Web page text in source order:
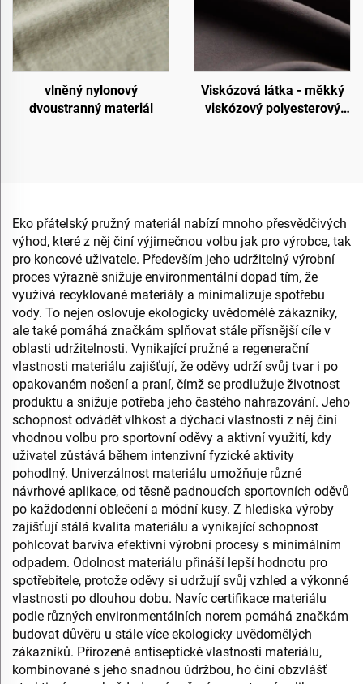
vlněný nylonový
dvoustranný materiál
Viskózová látka - měkký
viskózový polyesterový
Eko přátelský pružný materiál nabízí mnoho přesvědčivých
výhod, které z něj činí výjimečnou volbu jak pro výrobce, tak
pro koncové uživatele. Především jeho udržitelný výrobní
proces výrazně snižuje environmentální dopad tím, že
využívá recyklované materiály a minimalizuje spotřebu
vody. To nejen oslovuje ekologicky uvědomělé zákazníky,
ale také pomáhá značkám splňovat stále přísnější cíle v
oblasti udržitelnosti. Vynikající pružné a regenerační
vlastnosti materiálu zajišťují, že oděvy udrží svůj tvar i po
opakovaném nošení a praní, čímž se prodlužuje životnost
produktu a snižuje potřeba jeho častého nahrazování. Jeho
schopnost odvádět vlhkost a dýchací vlastnosti z něj činí
vhodnou volbu pro sportovní oděvy a aktivní využití, kdy
uživatel zůstává během intenzivní fyzické aktivity
pohodlný. Univerzálnost materiálu umožňuje různé
návrhové aplikace, od těsně padnoucích sportovních oděvů
po každodenní oblečení a módní kusy. Z hlediska výroby
zajišťují stálá kvalita materiálu a vynikající schopnost
pohlcovat barviva efektivní výrobní procesy s minimálním
odpadem. Odolnost materiálu přináší lepší hodnotu pro
spotřebitele, protože oděvy si udržují svůj vzhled a výkonné
vlastnosti po dlouhou dobu. Navíc certifikace materiálu
podle různých environmentálních norem pomáhá značkám
budovat důvěru u stále více ekologicky uvědomělých
zákazníků. Přirozené antiseptické vlastnosti materiálu,
kombinované s jeho snadnou údržbou, ho činí obzvlášť